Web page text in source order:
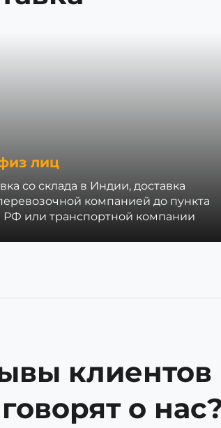
лиц
со склада в Индии, доставка
компанией до пункта
или транспортной компании
клиентов
о